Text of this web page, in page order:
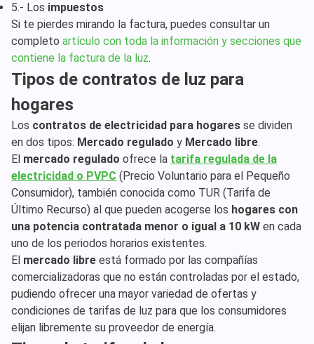
5.- Los impuestos
Si te pierdes mirando la factura, puedes consultar un
completo artículo con toda la información y secciones que
contiene la factura de la luz.
Tipos de contratos de luz para
hogares
Los contratos de electricidad para hogares se dividen
en dos tipos: Mercado regulado y Mercado libre.
El mercado regulado ofrece la tarifa regulada de la
electricidad o PVPC (Precio Voluntario para el Pequeño
Consumidor), también conocida como TUR (Tarifa de
Último Recurso) al que pueden acogerse los hogares con
una potencia contratada menor o igual a 10 kW en cada
uno de los periodos horarios existentes.
El mercado libre está formado por las compañías
comercializadoras que no están controladas por el estado,
pudiendo ofrecer una mayor variedad de ofertas y
condiciones de tarifas de luz para que los consumidores
elijan libremente su proveedor de energía.